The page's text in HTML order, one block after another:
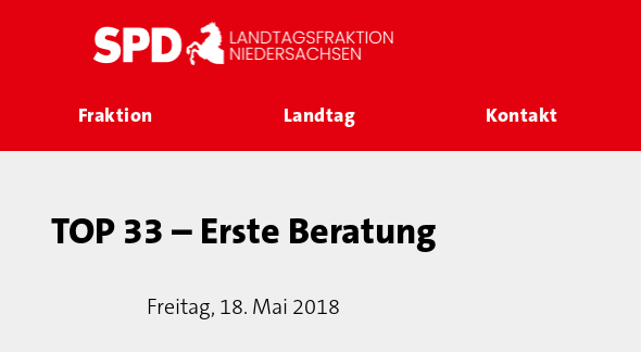
Fraktion Landtag Kontakt
TOP 33 – Erste Beratung
Freitag, 18. Mai 2018